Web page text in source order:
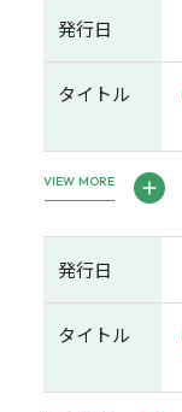
発行日
タイトル
VIEW MORE
発行日
タイトル